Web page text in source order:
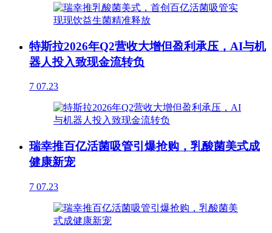
特斯拉2026年Q2营收大增但盈利承压，AI与机
器人投入致现金流转负
7 07.23
瑞幸推百亿活菌吸管引爆抢购，乳酸菌美式成
健康新宠
7 07.23